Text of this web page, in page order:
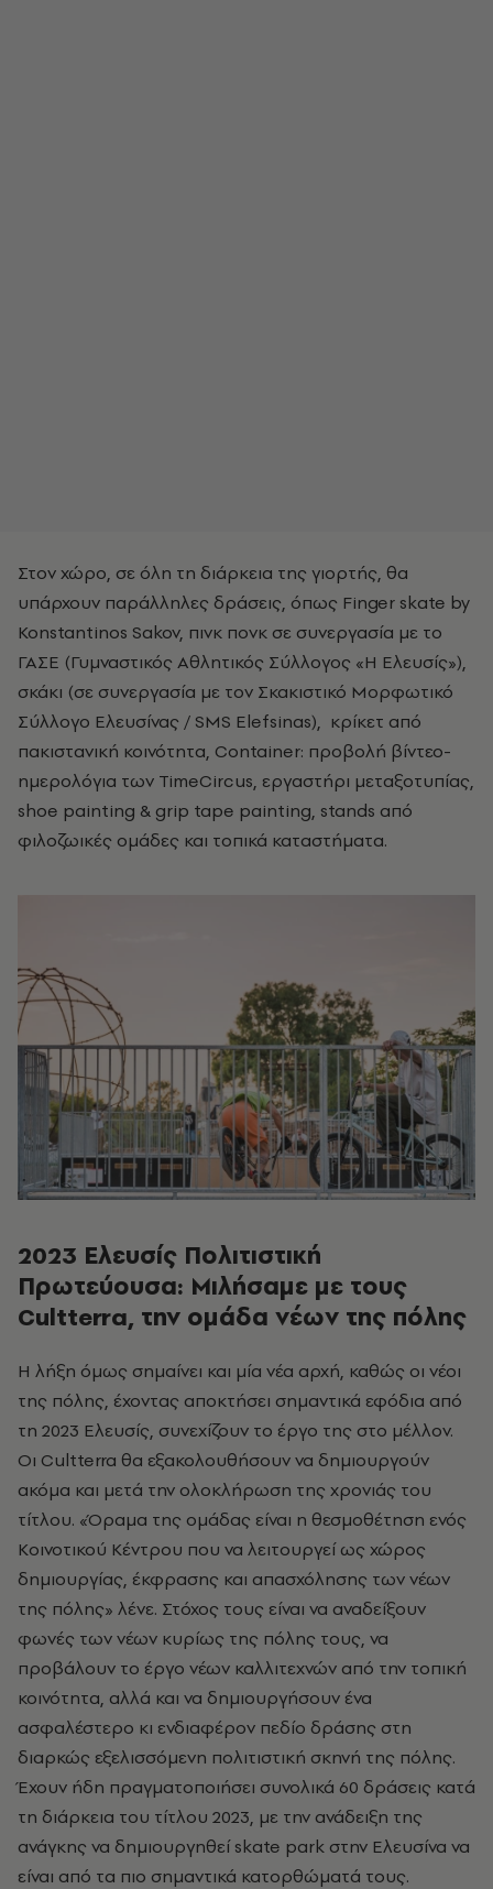
Στον χώρο, σε όλη τη διάρκεια της γιορτής, θα
υπάρχουν παράλληλες δράσεις, όπως Finger skate by
Konstantinos Sakov, πινκ πονκ σε συνεργασία με το
ΓΑΣΕ (Γυμναστικός Αθλητικός Σύλλογος «Η Ελευσίς»),
σκάκι (σε συνεργασία με τον Σκακιστικό Μορφωτικό
Σύλλογο Ελευσίνας / SMS Elefsinas), κρίκετ από
πακιστανική κοινότητα, Container: προβολή βίντεο-
ημερολόγια των TimeCircus, εργαστήρι μεταξοτυπίας,
shoe painting & grip tape painting, stands από
φιλοζωικές ομάδες και τοπικά καταστήματα.
2023 Ελευσίς Πολιτιστική
Πρωτεύουσα: Μιλήσαμε με τους
Cultterra, την ομάδα νέων της πόλης
Η λήξη όμως σημαίνει και μία νέα αρχή, καθώς οι νέοι
της πόλης, έχοντας αποκτήσει σημαντικά εφόδια από
τη 2023 Ελευσίς, συνεχίζουν το έργο της στο μέλλον.
Οι Cultterra θα εξακολουθήσουν να δημιουργούν
ακόμα και μετά την ολοκλήρωση της χρονιάς του
τίτλου. «Όραμα της ομάδας είναι η θεσμοθέτηση ενός
Κοινοτικού Κέντρου που να λειτουργεί ως χώρος
δημιουργίας, έκφρασης και απασχόλησης των νέων
της πόλης» λένε. Στόχος τους είναι να αναδείξουν
φωνές των νέων κυρίως της πόλης τους, να
προβάλουν το έργο νέων καλλιτεχνών από την τοπική
κοινότητα, αλλά και να δημιουργήσουν ένα
ασφαλέστερο κι ενδιαφέρον πεδίο δράσης στη
διαρκώς εξελισσόμενη πολιτιστική σκηνή της πόλης.
Έχουν ήδη πραγματοποιήσει συνολικά 60 δράσεις κατά
τη διάρκεια του τίτλου 2023, με την ανάδειξη της
ανάγκης να δημιουργηθεί skate park στην Ελευσίνα να
είναι από τα πιο σημαντικά κατορθώματά τους.